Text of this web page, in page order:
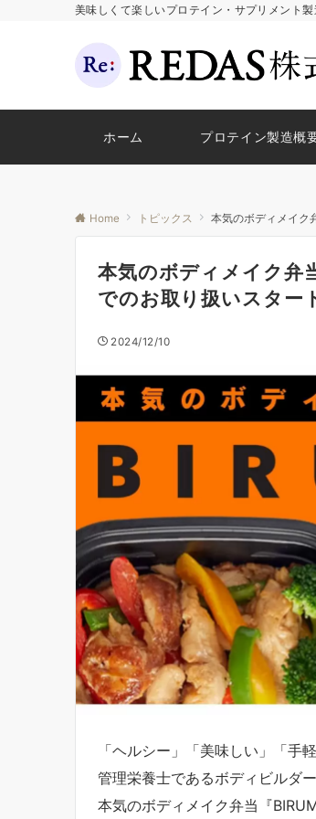
美味しくて楽しいプロテイン・サプリメント
ホーム プロテイン製造概
Home トピックス 本気のボディメイク
本気のボディメイク弁
でのお取り扱いスター
2024/12/10
「ヘルシー」「美味しい」「手
管理栄養士であるボディビルダ
本気のボディメイク弁当『